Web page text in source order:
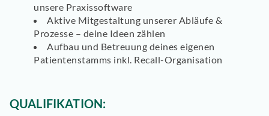
unsere Praxissoftware
Aktive Mitgestaltung unserer Abläufe &
Prozesse – deine Ideen zählen
Aufbau und Betreuung deines eigenen
Patientenstamms inkl. Recall-Organisation
QUALIFIKATION: